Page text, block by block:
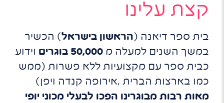
קצת עלינו
בית ספר דיאנה (הראשון בישראל) הכשיר
במשך השנים למעלה מ 50,000 בוגרים
וידוע
כבית ספר עם מקצועיות ללא פשרות (ממש
כמו בארצות הברית ,אירופה קנדה ויפן)
מאות רבות מבוגרינו הפכו לבעלי מכוני יופי